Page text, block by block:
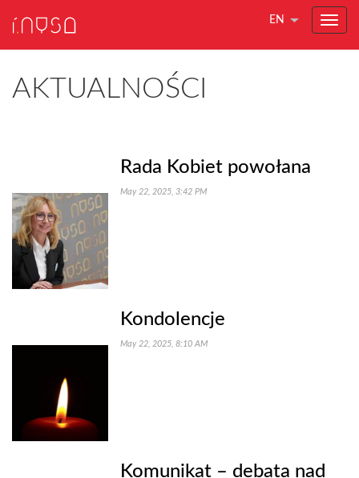
EN
AKTUALNOŚCI
Rada Kobiet powołana
May 22, 2025, 3:42 PM
Kondolencje
May 22, 2025, 8:10 AM
Komunikat – debata nad